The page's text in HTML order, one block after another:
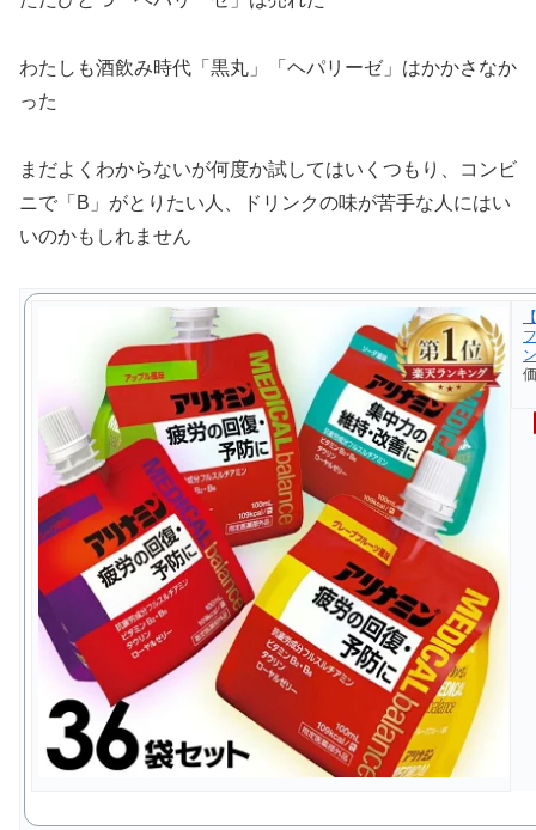
わたしも酒飲み時代「黒丸」「ヘパリーゼ」はかかさなか
った
まだよくわからないが何度か試してはいくつもり、コンビ
ニで「B」がとりたい人、ドリンクの味が苦手な人にはい
いのかもしれません